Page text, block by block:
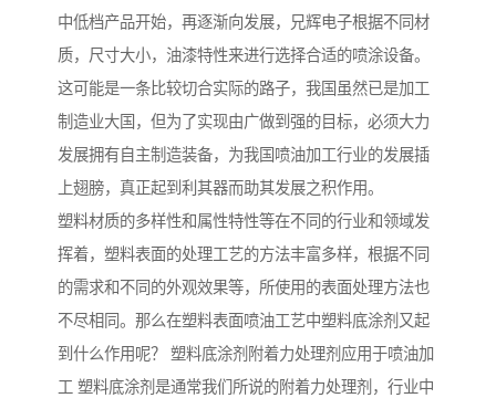
中低档产品开始，再逐渐向发展，兄辉电子根据不同材
质，尺寸大小，油漆特性来进行选择合适的喷涂设备。
这可能是一条比较切合实际的路子，我国虽然已是加工
制造业大国，但为了实现由广做到强的目标，必须大力
发展拥有自主制造装备，为我国喷油加工行业的发展插
上翅膀，真正起到利其器而助其发展之积作用。
塑料材质的多样性和属性特性等在不同的行业和领域发
挥着，塑料表面的处理工艺的方法丰富多样，根据不同
的需求和不同的外观效果等，所使用的表面处理方法也
不尽相同。那么在塑料表面喷油工艺中塑料底涂剂又起
到什么作用呢？ 塑料底涂剂附着力处理剂应用于喷油加
工 塑料底涂剂是通常我们所说的附着力处理剂，行业中